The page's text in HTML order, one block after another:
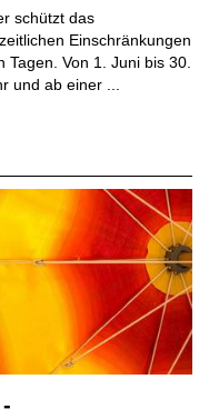
schützt das
Einschränkungen
Von 1. Juni bis 30.
und ab einer ...